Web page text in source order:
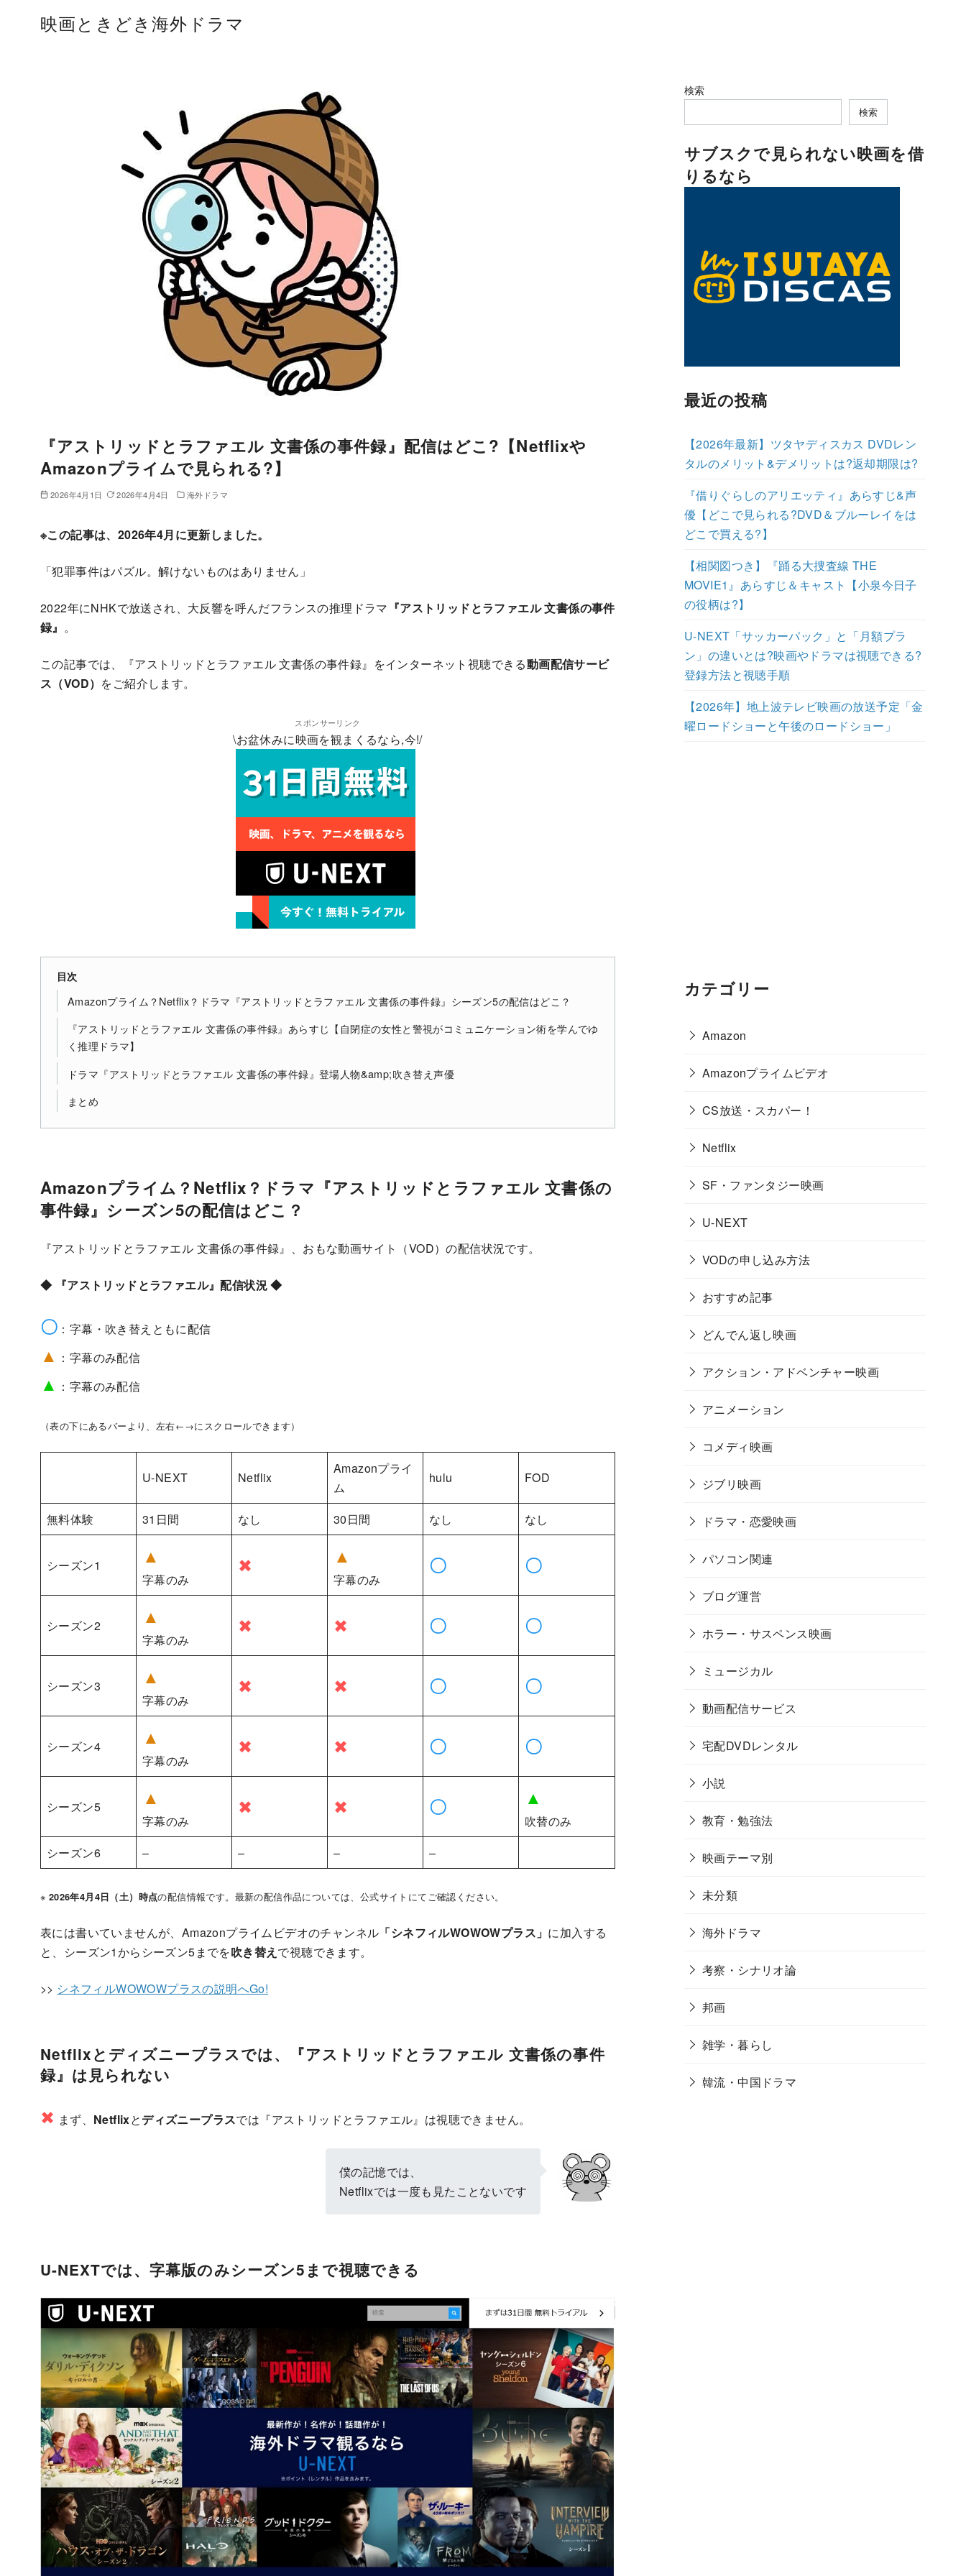
映画ときどき海外ドラマ
『アストリッドとラファエル 文書係の事件録』配信はどこ?【Netflixや
Amazonプライムで見られる?】
2026年4月1日 2026年4月4日 海外ドラマ
※この記事は、2026年4月に更新しました。
「犯罪事件はパズル。解けないものはありません」
2022年にNHKで放送され、大反響を呼んだフランスの推理ドラマ 『アストリッドとラファエル 文書係の事件
録』 。
この記事では、『アストリッドとラファエル 文書係の事件録』をインターネット視聴できる動画配信サービ
ス（VOD） をご紹介します。
スポンサーリンク
\お盆休みに映画を観まくるなら,今!/
目次
Amazonプライム？Netflix？ドラマ『アストリッドとラファエル 文書係の事件録』シーズン5の配信はどこ？
『アストリッドとラファエル 文書係の事件録』あらすじ【自閉症の女性と警視がコミュニケーション術を学んでゆ
く推理ドラマ】
ドラマ『アストリッドとラファエル 文書係の事件録』登場人物&amp;吹き替え声優
まとめ
Amazonプライム？Netflix？ドラマ『アストリッドとラファエル 文書係の
事件録』シーズン5の配信はどこ？
『アストリッドとラファエル 文書係の事件録』、おもな動画サイト（VOD）の配信状況です。
◆ 『アストリッドとラファエル』配信状況 ◆
〇 ：字幕・吹き替えともに配信
▲ ：字幕のみ配信
▲ ：字幕のみ配信
（表の下にあるバーより、左右←→にスクロールできます）
U-NEXT Netflix
Amazonプライ
ム
hulu FOD
無料体験 31日間 なし 30日間 なし なし
シーズン1 ▲
字幕のみ
✖ ▲
字幕のみ
〇 〇
シーズン2 ▲
字幕のみ
✖ ✖ 〇 〇
シーズン3 ▲
字幕のみ
✖ ✖ 〇 〇
シーズン4 ▲
字幕のみ
✖ ✖ 〇 〇
シーズン5 ▲
字幕のみ
✖ ✖ 〇 ▲
吹替のみ
シーズン6
– – – –
※ 2026年4月4日（土）時点の配信情報です。最新の配信作品については、公式サイトにてご確認ください。
表には書いていませんが、Amazonプライムビデオのチャンネル 「シネフィルWOWOWプラス」 に加入する
と、シーズン1からシーズン5までを吹き替え で視聴できます。
>> シネフィルWOWOWプラスの説明へGo!
Netflixとディズニープラスでは、『アストリッドとラファエル 文書係の事件
録』は見られない
✖ まず、 Netflixとディズニープラスでは『アストリッドとラファエル』は視聴できません。
僕の記憶では、
Netflixでは一度も見たことないです
U-NEXTでは、字幕版のみシーズン5まで視聴できる
検索
検索
サブスクで見られない映画を借
りるなら
最近の投稿
【2026年最新】ツタヤディスカス DVDレン
タルのメリット&デメリットは?返却期限は?
『借りぐらしのアリエッティ』あらすじ&声
優【どこで見られる?DVD＆ブルーレイをは
どこで買える?】
【相関図つき】『踊る大捜査線 THE
MOVIE1』あらすじ＆キャスト【小泉今日子
の役柄は?】
U-NEXT「サッカーパック」と「月額プラ
ン」の違いとは?映画やドラマは視聴できる?
登録方法と視聴手順
【2026年】地上波テレビ映画の放送予定「金
曜ロードショーと午後のロードショー」
カテゴリー
Amazon
Amazonプライムビデオ
CS放送・スカパー！
Netflix
SF・ファンタジー映画
U-NEXT
VODの申し込み方法
おすすめ記事
どんでん返し映画
アクション・アドベンチャー映画
アニメーション
コメディ映画
ジブリ映画
ドラマ・恋愛映画
パソコン関連
ブログ運営
ホラー・サスペンス映画
ミュージカル
動画配信サービス
宅配DVDレンタル
小説
教育・勉強法
映画テーマ別
未分類
海外ドラマ
考察・シナリオ論
邦画
雑学・暮らし
韓流・中国ドラマ